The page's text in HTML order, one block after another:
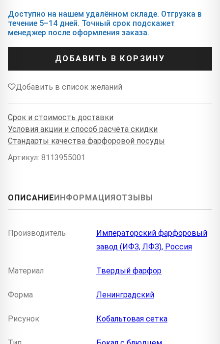
Доступно на нашем удалённом складе. Отгрузка в
течение 5–14 дней. Точный срок подскажет
менеджер после оформления заказа.
ДОБАВИТЬ В КОРЗИНУ
Добавить в список желаний
Срок и стоимость доставки
Условия акции и способ расчёта скидки
Стандарты качества фарфоровой посуды
Артикул: 8113955001
ОПИСАНИЕИНФОРМАЦИЯОТЗЫВЫ
Производитель
Императорский фарфоровый
завод (ИФЗ, ЛФЗ), Россия
Материал Твердый фарфор
Форма Ленинградский
Рисунок Кобальтовая сетка